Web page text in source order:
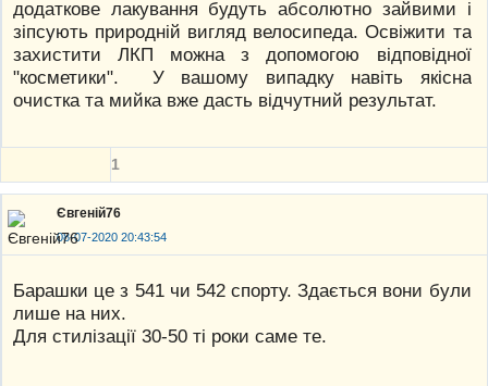
додаткове лакування будуть абсолютно зайвими і
зіпсують природній вигляд велосипеда. Освіжити та
захистити ЛКП можна з допомогою відповідної
"косметики". У вашому випадку навіть якісна
очистка та мийка вже дасть відчутний результат.
1
Євгеній76
08-07-2020 20:43:54
Барашки це з 541 чи 542 спорту. Здається вони були
лише на них.
Для стилізації 30-50 ті роки саме те.